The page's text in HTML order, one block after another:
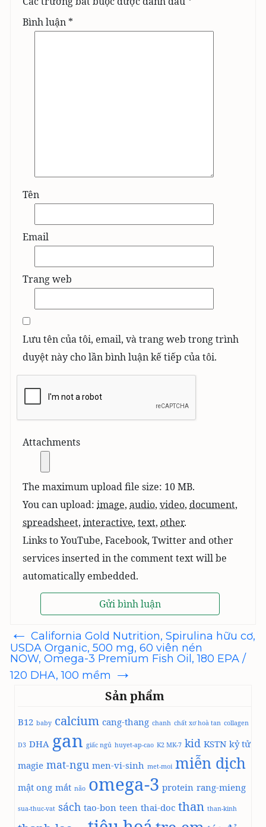
Bình luận *
Tên
Email
Trang web
Lưu tên của tôi, email, và trang web trong trình
duyệt này cho lần bình luận kế tiếp của tôi.
Attachments
The maximum upload file size: 10 MB.
You can upload: image, audio, video, document,
spreadsheet, interactive, text, other.
Links to YouTube, Facebook, Twitter and other
services inserted in the comment text will be
automatically embedded.
Điều
hướng
bài
viết
← California Gold Nutrition, Spirulina hữu cơ,
USDA Organic, 500 mg, 60 viên nén
NOW, Omega-3 Premium Fish Oil, 180 EPA /
120 DHA, 100 mềm →
Sản phẩm
B12 baby calcium cang-thang chanh chất xơ hoà tan collagen
D3 DHA gan giấc ngủ huyet-ap-cao K2 MK-7 kid KSTN kỷ tử
magie mat-ngu men-vi-sinh met-moi miễn dịch
mật ong mắt não omega-3 protein rang-mieng
sua-thuc-vat sách tao-bon teen thai-doc than than-kinh